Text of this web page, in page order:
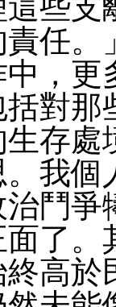
些支
任。
，更
對那
存處
我個
鬥爭
了。
高於